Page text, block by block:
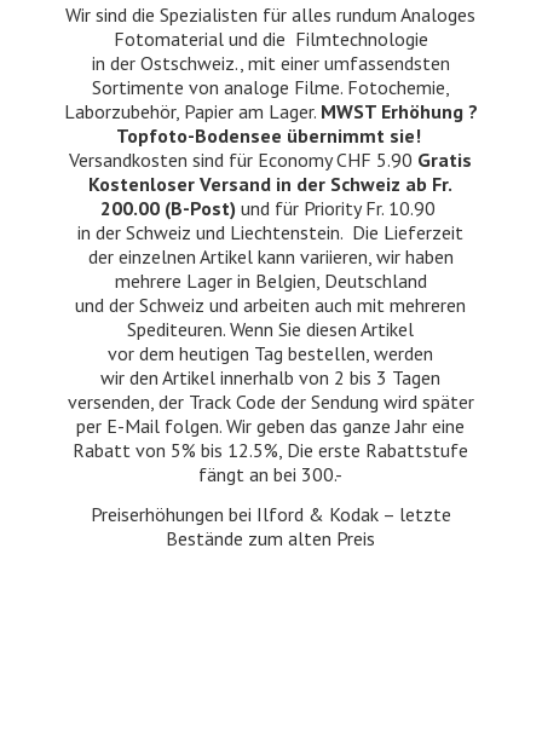
Wir sind die Spezialisten für alles rundum Analoges
Fotomaterial und die Filmtechnologie
in der Ostschweiz., mit einer umfassendsten
Sortimente von analoge Filme. Fotochemie,
Laborzubehör, Papier am Lager. MWST Erhöhung ?
Topfoto-Bodensee übernimmt sie!
Versandkosten sind für Economy CHF 5.90 Gratis
Kostenloser Versand in der Schweiz ab Fr.
200.00 (B-Post) und für Priority Fr. 10.90
in der Schweiz und Liechtenstein. Die Lieferzeit
der einzelnen Artikel kann variieren, wir haben
mehrere Lager in Belgien, Deutschland
und der Schweiz und arbeiten auch mit mehreren
Spediteuren. Wenn Sie diesen Artikel
vor dem heutigen Tag bestellen, werden
wir den Artikel innerhalb von 2 bis 3 Tagen
versenden, der Track Code der Sendung wird später
per E-Mail folgen. Wir geben das ganze Jahr eine
Rabatt von 5% bis 12.5%, Die erste Rabattstufe
fängt an bei 300.-
Preiserhöhungen bei Ilford & Kodak – letzte
Bestände zumalten Preis